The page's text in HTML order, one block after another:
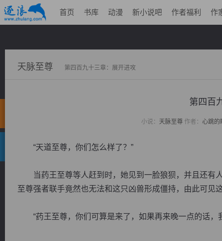
首页 书库 动漫 新小说吧 作者福利 作
天脉至尊 第四百九十三章：展开进攻
第四百
小说： 天脉至尊作者： 心跳的
“天道至尊，你们怎么样了？”
当药王至尊等人赶到时，她见到一脸狼狈，并且还有
至尊强者联手竟然也无法和这只凶兽形成僵持，由此可见
“药王至尊，你们可算是来了，如果再来晚一点的话，